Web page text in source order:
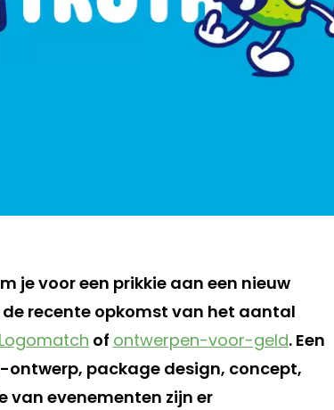
je voor een prikkie aan een nieuw
recente opkomst van het aantal
Logomatch of ontwerpen-voor-geld. Een
package design, concept,
van evenementen zijn er